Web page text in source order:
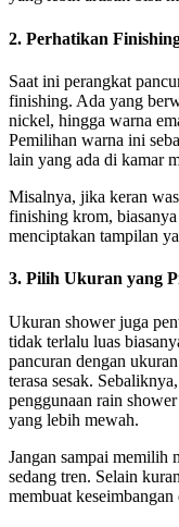
2. Perhatikan
Saat ini perangkat
finishing. Ada yang
nickel, hingga warna
Pemilihan warna ini
lain yang ada di kamar
Misalnya, jika keran
finishing krom,
menciptakan tampilan
3. Pilih Ukuran yang
Ukuran shower juga
tidak terlalu luas
pancuran dengan
terasa sesak.
penggunaan rain
yang lebih mewah.
Jangan sampai memilih
sedang tren. Selain
membuat